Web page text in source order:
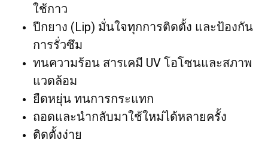
ใช้กาว
ปีกยาง (Lip) มั่นใจทุกการติดตั้ง และป้องกัน
การรั่วซึม
ทนความร้อน สารเคมี UV โอโซนและสภาพ
แวดล้อม
ยืดหยุ่น ทนการกระแทก
ถอดและนำกลับมาใช้ใหม่ได้หลายครั้ง
ติดตั้งง่าย